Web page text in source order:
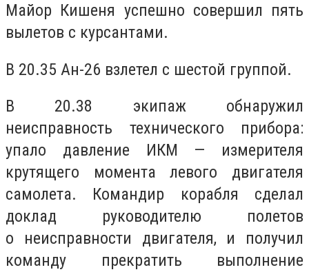
Майор Кишеня успешно совершил пять
вылетов с курсантами.
В 20.35 Ан-26 взлетел с шестой группой.
В 20.38 экипаж обнаружил
неисправность технического прибора:
упало давление ИКМ — измерителя
крутящего момента левого двигателя
самолета. Командир корабля сделал
доклад руководителю полетов
о неисправности двигателя, и получил
команду прекратить выполнение